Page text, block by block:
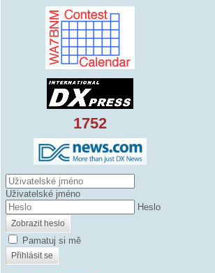
1752
Uživatelské jméno
Heslo
Zobrazit heslo
Pamatuj si mě
Přihlásit se